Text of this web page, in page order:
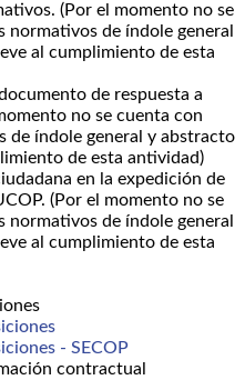
(Por el momento no se
de índole general
al cumplimiento de esta
de respuesta a
no se cuenta con
de índole general y abstracto
de esta antividad)
en la expedición de
(Por el momento no se
de índole general
al cumplimiento de esta
- SECOP
contractual